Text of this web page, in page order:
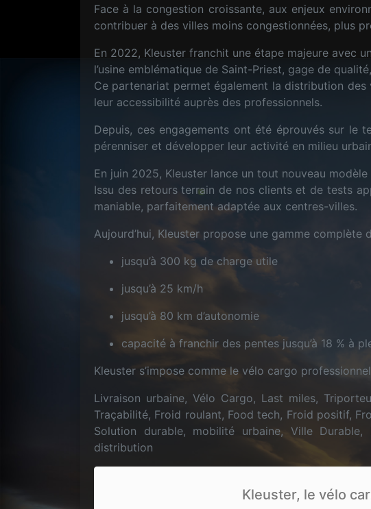
Face à la congestion croissante, aux enjeux
contribuer à des villes moins congestionnées, plus
En 2022, Kleuster franchit une étape majeure avec
l’usine emblématique de Saint-Priest, gage de
Ce partenariat permet également la distribution des
leur accessibilité auprès des professionnels.
Depuis, ces engagements ont été éprouvés sur le
pérenniser et développer leur activité en milieu
En juin 2025, Kleuster lance un tout nouveau
Issu des retours terrain de nos clients et de tests
maniable, parfaitement adaptée aux centres-villes.
Aujourd’hui, Kleuster propose une gamme
jusqu’à 300 kg de charge utile
jusqu’à 25 km/h
jusqu’à 80 km d’autonomie
capacité à franchir des pentes jusqu’à 18 % à
Kleuster s’impose comme le vélo cargo
Livraison urbaine, Vélo Cargo, Last miles,
Traçabilité, Froid roulant, Food tech, Froid positif,
Solution durable, mobilité urbaine, Ville
distribution
Kleuster, le vélo